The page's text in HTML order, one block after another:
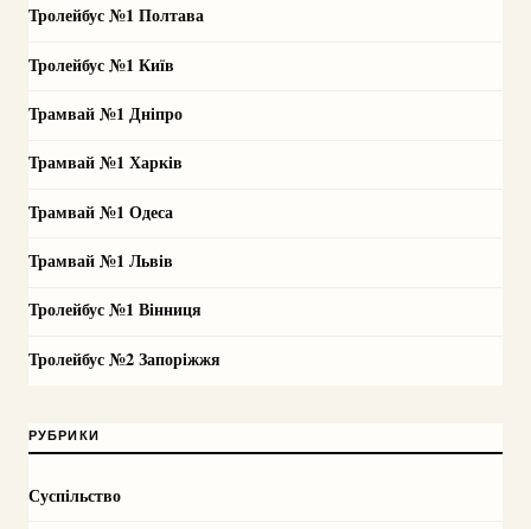
Тролейбус №1 Полтава
Тролейбус №1 Київ
Трамвай №1 Дніпро
Трамвай №1 Харків
Трамвай №1 Одеса
Трамвай №1 Львів
Тролейбус №1 Вінниця
Тролейбус №2 Запоріжжя
РУБРИКИ
Суспільство